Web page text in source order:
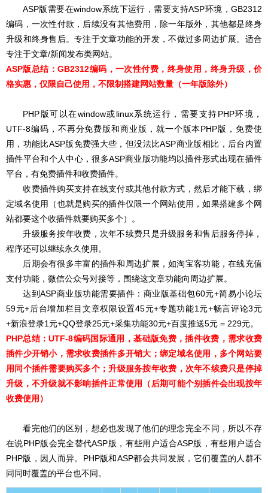
ASP版需要在window系统下运行，需要支持ASP环境，GB2312
编码，一次性付款，后续没有其他费用 ，除一年版外，其他都是终身
升级和终身售后。专注于文章功能的开发，不做过多周边扩展。适合
专注于文章/新闻发布类网站。
ASP版总结：GB2312编码，一次性付费，终身使用，终身升级，价
格实惠，仅限自己使用，不限制搭建网站数量（一年版除外）
PHP版可以在window或linux系统运行，需要支持PHP环境，
UTF-8编码，不再分免费版和商业版，就一个版本PHP版，免费使
用，功能比ASP版免费强大些，但没法比ASP商业版相比，后台内置
插件平台和个人中心，很多ASP商业版功能均以插件形式出现在插件
平台，有免费插件和收费插件。
收费插件购买支持在线支付或其他付款方式，然后才能下载，绑
定域名使用（也就是购买的插件仅限一个网站使用，如果搭建多个网
站都要这个收插件就要购买多个）。
升级服务按年收费，次年不续费只是升级服务和售后服务停掉，
程序还可以继续永久使用。
后期会有很多丰富的插件和周边扩展，如淘宝客功能，在线充值
支付功能，微信公众号对接等，围绕这文章功能向周边扩展。
达到ASP商业版功能需要插件：商业版基础包60元+简易小论坛
59元+后台增加栏目文章权限设置45元+专题功能1元+畅言评论3元
+新浪登录1元+QQ登录25元+采集功能30元+百度推送5元 = 229元。
PHP总结：UTF-8编码国际通用，基础版免费，插件收费，需求收费
插件少开销小，需求收费插件多开销大；绑定域名使用，多个网站要
用同个插件需要购买多个；升级服务按年收费，次年不续费只是停掉
升级，不升级就不影响插件正常使用（后期可能个别插件会出现按年
收费使用）
看完他们的区别，想必也发现了他们的理念完全不同，所以不存
在说PHP版会完全替代ASP版，有些用户适合ASP版，有些用户适合
PHP版，因人而异。PHP版和ASP都会共同发展，它们覆盖的人群不
同同时覆盖的平台也不同。